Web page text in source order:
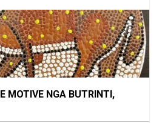
MOTIVE NGA BUTRINTI,